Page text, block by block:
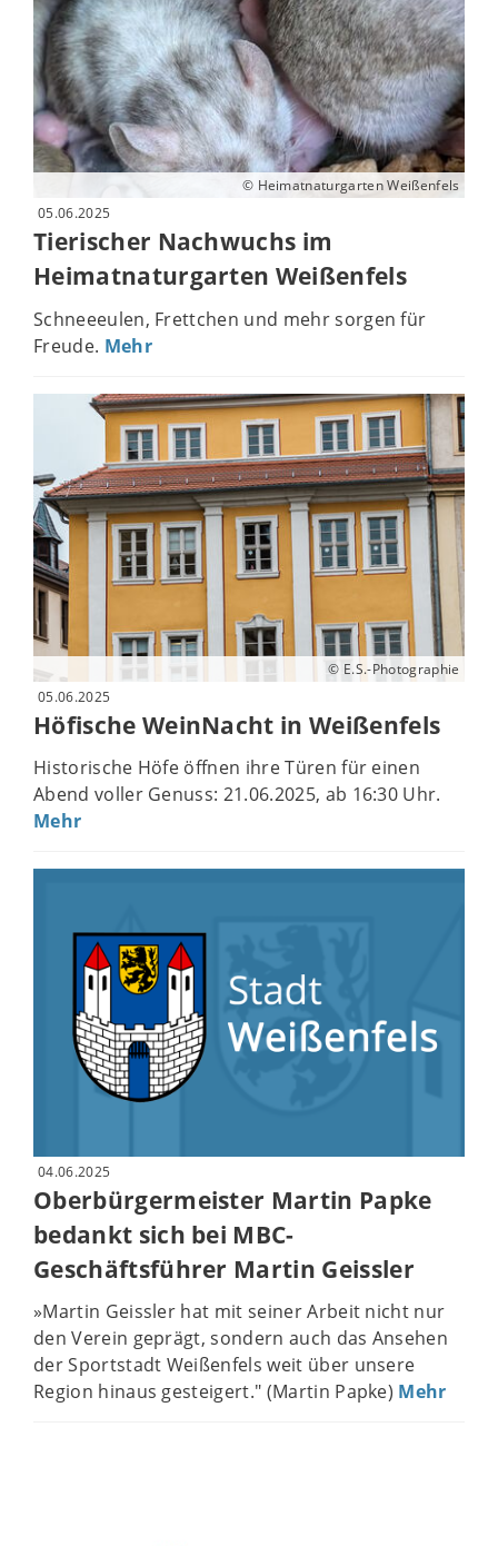
© Heimatnaturgarten Weißenfels
05.06.2025
Tierischer Nachwuchs im
Heimatnaturgarten Weißenfels
Schneeeulen, Frettchen und mehr sorgen für
Freude. Mehr
© E.S.-Photographie
05.06.2025
Höfische WeinNacht in Weißenfels
Historische Höfe öffnen ihre Türen für einen
Abend voller Genuss: 21.06.2025, ab 16:30 Uhr.
Mehr
04.06.2025
Oberbürgermeister Martin Papke
bedankt sich bei MBC-
Geschäftsführer Martin Geissler
»Martin Geissler hat mit seiner Arbeit nicht nur
den Verein geprägt, sondern auch das Ansehen
der Sportstadt Weißenfels weit über unsere
Region hinaus gesteigert." (Martin Papke) Mehr